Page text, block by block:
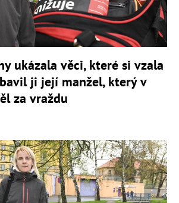
ukázala věci, které si vzala
ji její manžel, který v
za vraždu